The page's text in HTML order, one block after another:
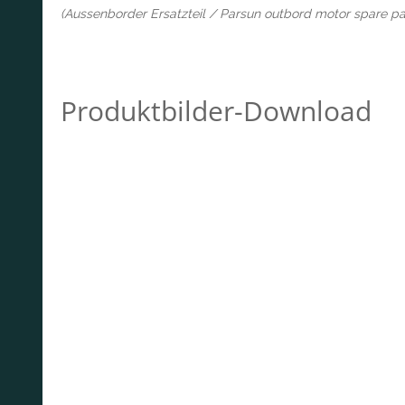
(Aussenborder Ersatzteil / Parsun outbord motor spare
Produktbilder-Download